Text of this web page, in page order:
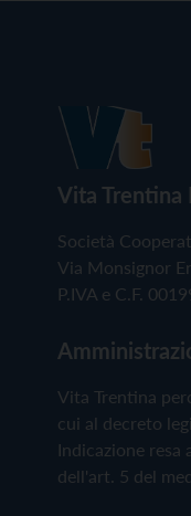
Vita Trentina
Società
Via Monsignor
P.IVA e C.F.
Vita Trentina
cui al decreto
Indicazione resa
dell'art. 5 del